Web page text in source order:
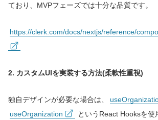
ており、MVPフェーズでは十分な品質です。
https://clerk.com/docs/nextjs/reference/
2. カスタムUIを実装する方法(柔軟性重視)
独自デザインが必要な場合は、
useOrganization
というReact Hooksを使